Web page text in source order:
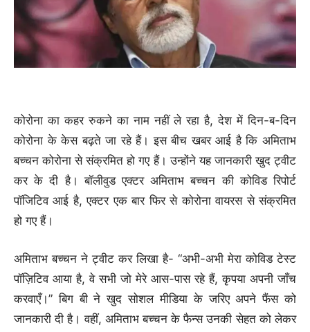
कोरोना का कहर रुकने का नाम नहीं ले रहा है, देश में दिन-ब-दिन
कोरोना के केस बढ़ते जा रहे हैं। इस बीच खबर आई है कि अमिताभ
बच्चन कोरोना से संक्रमित हो गए हैं। उन्होंने यह जानकारी खुद ट्वीट
कर के दी है। बॉलीवुड एक्टर अमिताभ बच्चन की कोविड रिपोर्ट
पॉजिटिव आई है, एक्टर एक बार फिर से कोरोना वायरस से संक्रमित
हो गए हैं।
अमिताभ बच्चन ने ट्वीट कर लिखा है- “अभी-अभी मेरा कोविड टेस्ट
पॉज़िटिव आया है, वे सभी जो मेरे आस-पास रहे हैं, कृपया अपनी जाँच
करवाएँ।” बिग बी ने खुद सोशल मीडिया के जरिए अपने फैंस को
जानकारी दी है। वहीं, अमिताभ बच्चन के फैन्स उनकी सेहत को लेकर